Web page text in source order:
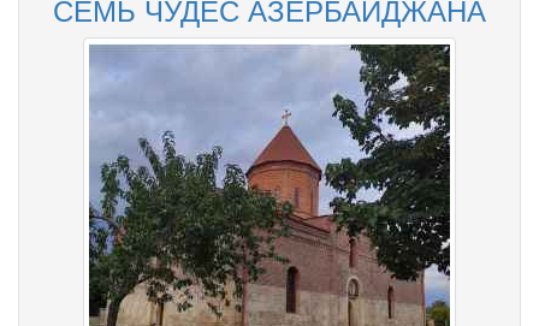
СЕМЬ ЧУДЕС АЗЕРБАЙДЖАНА